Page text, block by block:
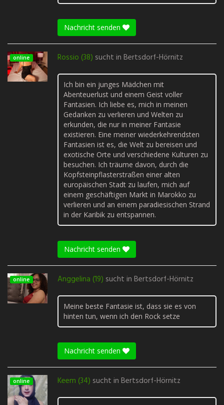
Nachricht senden
online Rossio (38) sucht in Bertsdorf-Hörnitz
Ich bin ein junges Mädchen mit
Abenteuerlust und einem Geist voller
Fantasien. Ich liebe es, mich in meinen
Gedanken zu verlieren und Welten zu
erkunden, die nur in meiner Fantasie
existieren. Eine meiner wiederkehrendsten
Fantasien ist es, die Welt zu bereisen und
exotische Orte und verschiedene Kulturen zu
besuchen. Ich träume davon, durch die
Kopfsteinpflasterstraßen einer alten
europäischen Stadt zu laufen, mich auf
einem geschäftigen Markt in Marokko zu
verlieren und an einem paradiesischen Strand
in der Karibik zu entspannen.
Nachricht senden
online Anggelina (19) sucht in Bertsdorf-Hörnitz
Meine beste Fantasie ist, dass sie es von
hinten tun, wenn ich den Rock setze
Nachricht senden
online Keem (34) sucht in Bertsdorf-Hörnitz